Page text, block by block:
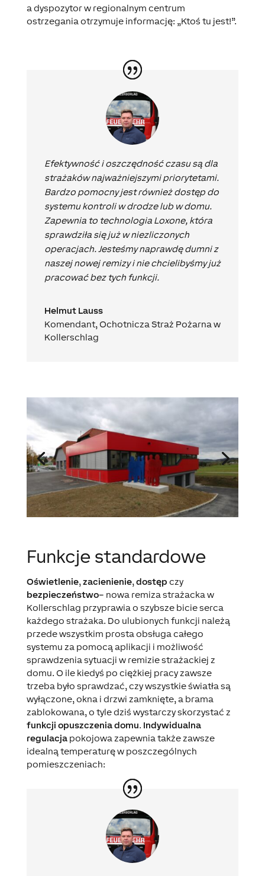
a dyspozytor w regionalnym centrum
ostrzegania otrzymuje informację: „Ktoś tu jest!”.
Efektywność i oszczędność czasu są dla
strażaków najważniejszymi priorytetami.
Bardzo pomocny jest również dostęp do
systemu kontroli w drodze lub w domu.
Zapewnia to technologia Loxone, która
sprawdziła się już w niezliczonych
operacjach. Jesteśmy naprawdę dumni z
naszej nowej remizy i nie chcielibyśmy już
pracować bez tych funkcji.
Helmut Lauss
Komendant, Ochotnicza Straż Pożarna w
Kollerschlag
Funkcje standardowe
Oświetlenie, zacienienie, dostęp czy
bezpieczeństwo– nowa remiza strażacka w
Kollerschlag przyprawia o szybsze bicie serca
każdego strażaka. Do ulubionych funkcji należą
przede wszystkim prosta obsługa całego
systemu za pomocą aplikacji i możliwość
sprawdzenia sytuacji w remizie strażackiej z
domu. O ile kiedyś po ciężkiej pracy zawsze
trzeba było sprawdzać, czy wszystkie światła są
wyłączone, okna i drzwi zamknięte, a brama
zablokowana, o tyle dziś wystarczy skorzystać z
funkcji opuszczenia domu. Indywidualna
regulacjapokojowa zapewnia także zawsze
idealną temperaturę w poszczególnych
pomieszczeniach: